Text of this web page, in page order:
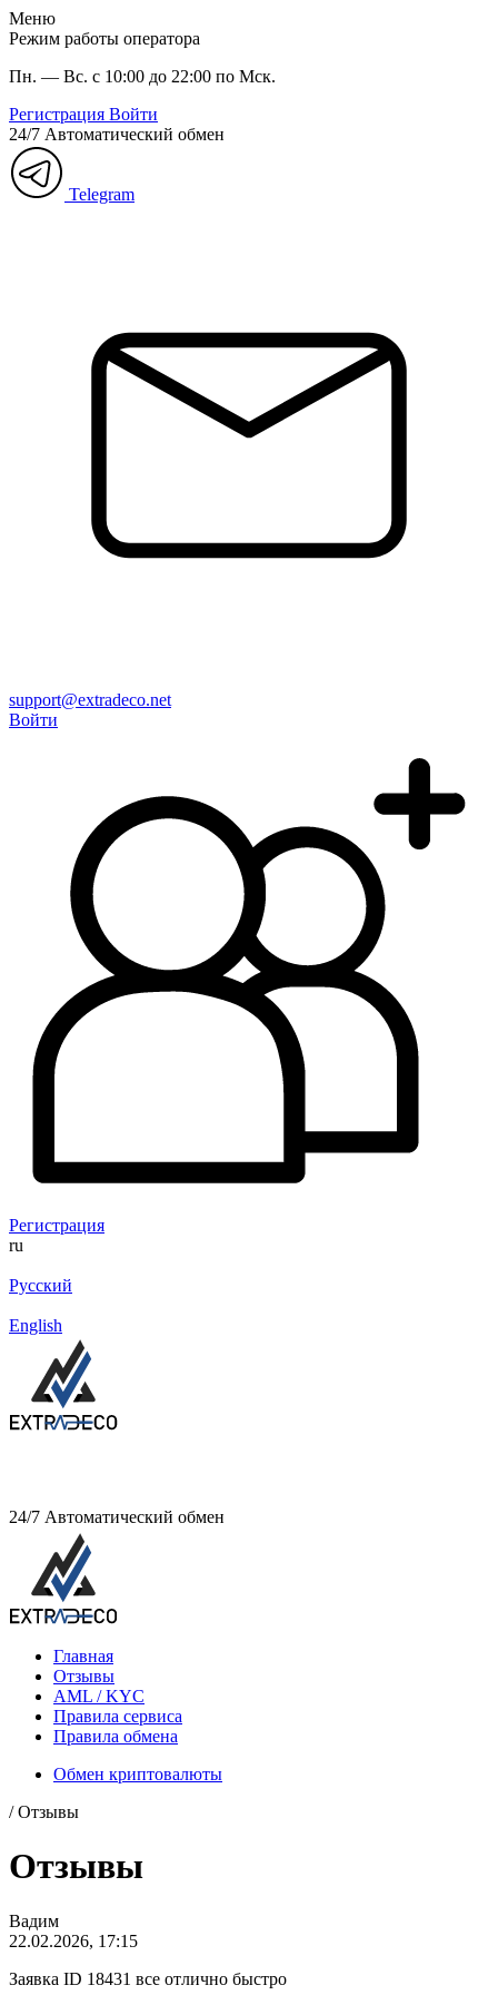
Меню
Режим работы оператора
Пн. — Вс. с 10:00 до 22:00 по Мск.
Регистрация Войти
24/7 Автоматический обмен
Telegram
support@extradeco.net
Войти
Регистрация
ru
Русский
English
24/7 Автоматический обмен
Главная
Отзывы
AML / KYC
Правила сервиса
Правила обмена
Обмен криптовалюты
/ Отзывы
Отзывы
Вадим
22.02.2026, 17:15
Заявка ID 18431 все отлично быстро